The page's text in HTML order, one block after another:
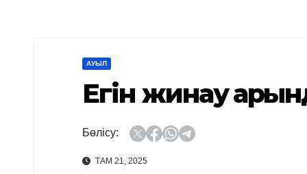
АУЫЛ
Егін жинау
Бөлісу:
ТАМ 21, 2025